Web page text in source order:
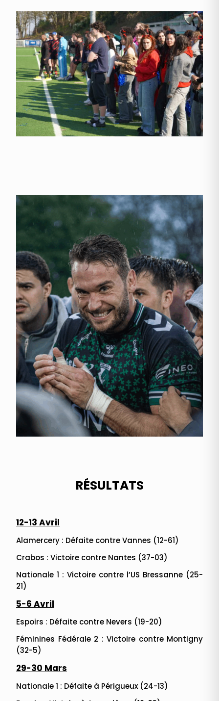
RÉSULTATS
12-13 Avril
Alamercery : Défaite contre Vannes (12-61)
Crabos : Victoire contre Nantes (37-03)
Nationale 1 : Victoire contre l’US Bressanne (25-
21)
5-6 Avril
Espoirs : Défaite contre Nevers (19-20)
Féminines Fédérale 2 : Victoire contre Montigny
(32-5)
29-30 Mars
Nationale 1 : Défaite à Périgueux (24-13)